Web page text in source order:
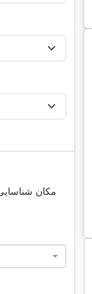
مکان